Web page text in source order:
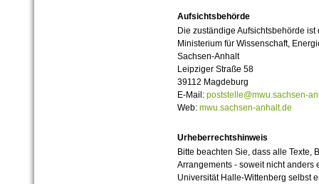
Aufsichtsbehörde
Die zuständige Aufsichtsbehörde ist
Ministerium für Wissenschaft,
Sachsen-Anhalt
Leipziger Straße 58
39112 Magdeburg
E-Mail: poststelle@mwu.sachsen-
Web: mwu.sachsen-anhalt.de
Urheberrechtshinweis
Bitte beachten Sie, dass alle Texte,
Arrangements - soweit nicht anders
Universität Halle-Wittenberg selbst